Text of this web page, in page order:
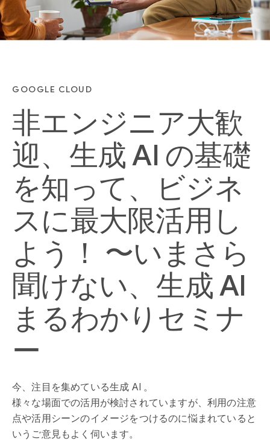
GOOGLE CLOUD
非エンジニア大歓
迎、生成 AI の基礎
を知って、ビジネ
スに最大限活用し
よう！ 〜いまさら
聞けない、生成 AI
まるわかりセミナ
ー
今、注目を集めている生成 AI 。
様々な場面での活用が検討されていますが、利用の注意
点や活用シーンのイメージをつけるのに悩まれていると
いうご意見もよく伺います。